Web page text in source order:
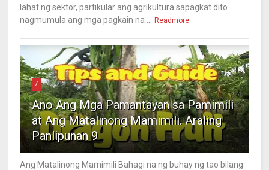
lahat ng sektor, partikular ang agrikultura sapagkat dito
nagmumula ang mga pagkain na ...
Readmore
7
Ano Ang Mga Pamantayan sa Pamimili
at Ang Matalinong Mamimili. Araling
Panlipunan 9
Ang Matalinong Mamimili Bahagi na ng buhay ng tao bilang